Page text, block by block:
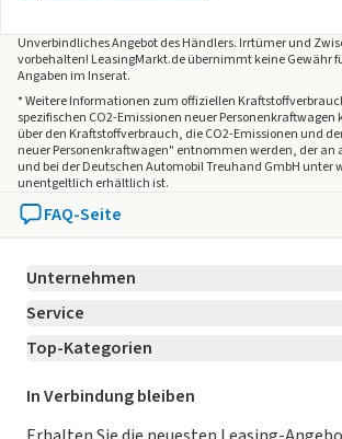
Seitenairbags für Fahrer und Beifahrer
Vorhangairbags bis in den Fond reichend
Sicherheitsgurte
Drei-Punkt-Gurtsystem auf allen
Gurtstraffer und Gurtkraftbegrenzer vorne
Gurtwarner auf allen Sitzplätzen
höhenverstellbare Sicherheitsgurte vorne
Kopfstützen
höhenverstellbar für hintere Sitzplätze
Rückfahrkamera
Unverbindliches Angebot desHändlers. Irrtümer und
vorbehalten! LeasingMarkt.de übernimmt keine Gewähr
Angaben im Inserat.
* Weitere Informationen zum offiziellen
spezifischen CO2-Emissionen neuer
über den Kraftstoffverbrauch, die CO2-Emissionen und
neuer Personenkraftwagen" entnommen werden, der an
und bei der Deutschen Automobil Treuhand GmbH unter
unentgeltlich erhältlich ist.
FAQ-Seite
Unternehmen
Über LeasingMarkt.de
Karriere Jetzt bewerben!
Für Händler
Service
Kontakt
Ratgeber
Magazin
Top-Kategorien
Leasing Deals
Gebrauchtwagen Leasing
In Verbindung bleiben